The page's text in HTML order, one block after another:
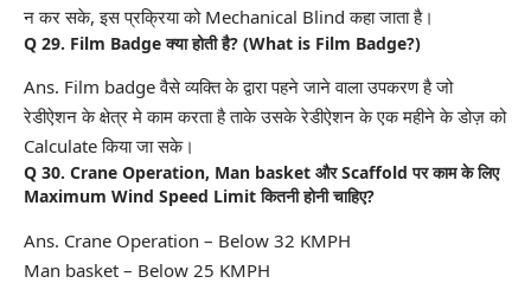
न कर सके, इस प्रक्रिया को Mechanical Blind कहा जाता है।
Q 29. Film Badge क्या होती है? (What is Film Badge?)
Ans. Film badge वैसे व्यक्ति के द्वारा पहने जाने वाला उपकरण है जो
रेडीऐशन के क्षेत्र मे काम करता है ताके उसके रेडीऐशन के एक महीने के डोज़ को
Calculate किया जा सके।
Q 30. Crane Operation, Man basket और Scaffold पर काम के लिए
Maximum Wind Speed Limit कितनी होनी चाहिए?
Ans. Crane Operation – Below 32 KMPH
Man basket – Below 25 KMPH